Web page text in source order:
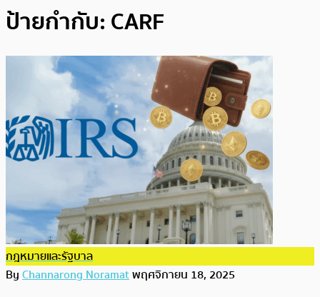
ป้ายกำกับ: CARF
กฎหมายและรัฐบาล
ByChannarong Noramatพฤศจิกายน 18, 2025